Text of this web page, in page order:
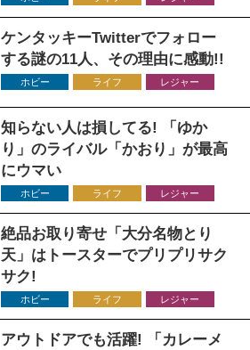
ケンタッキーTwitterでフォロー
する謎の11人、その理由に感動!!
ホビー ライフ レジャー
知らない人は損してる! 「ゆか
り」のライバル「かおり」が最高
にウマい
ホビー ライフ レジャー
絶品お取り寄せ「大分名物とり
天」はトースターでプリプリサク
サク!
ホビー ライフ レジャー
アウトドアでも活躍! 「カレーメ